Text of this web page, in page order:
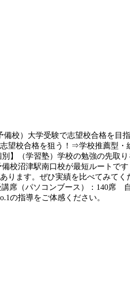
校）大学受験で志望校合格を
望校合格を狙う！⇒学校推薦型
】（学習塾）学校の勉強の先取
校沼津駅南口校が最短ルートで
ます。ぜひ実績を比べてみて
席（パソコンブース）：140席
の指導をご体感ください。